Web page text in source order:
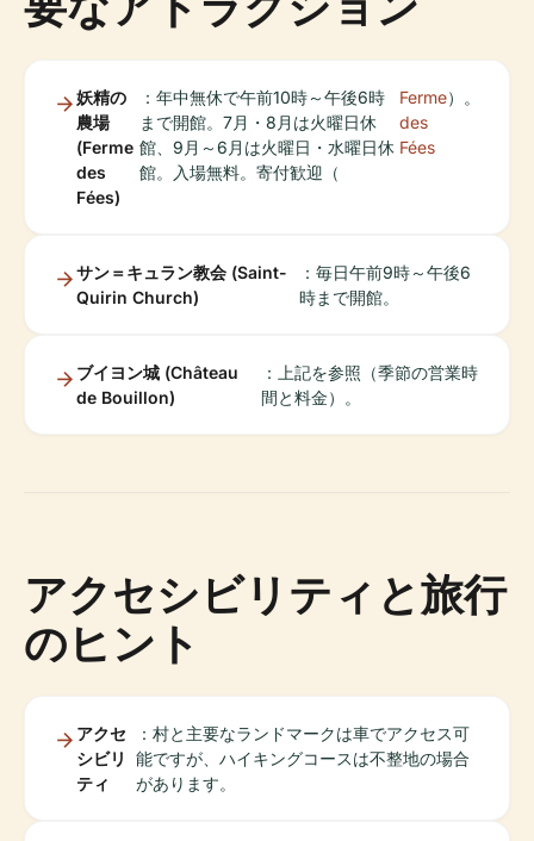
妖精の
農場
(Ferme
des
Fées)
：年中無休で午前10時～午後6時
まで開館。7月・8月は火曜日休
館、9月～6月は火曜日・水曜日休
館。入場無料。寄付歓迎（
Ferme
des
Fées
）。
サン＝キュラン教会 (Saint-
Quirin Church)
：毎日午前9時～午後6
時まで開館。
ブイヨン城 (Château
de Bouillon)
：上記を参照（季節の営業時
間と料金）。
アクセシビリティと旅行
のヒント
アクセ
シビリ
ティ
：村と主要なランドマークは車でアクセス可
能ですが、ハイキングコースは不整地の場合
があります。